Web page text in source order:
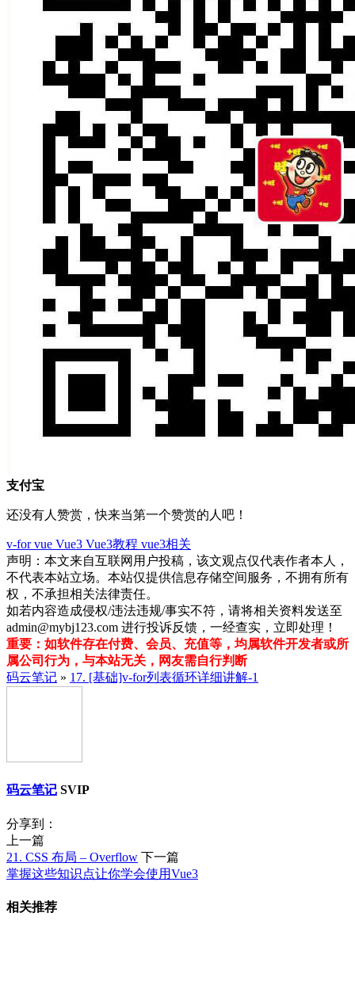
支付宝
还没有人赞赏，快来当第一个赞赏的人吧！
v-for vue Vue3 Vue3教程 vue3相关
声明：本文来自互联网用户投稿，该文观点仅代表作者本人，
不代表本站立场。本站仅提供信息存储空间服务，不拥有所有
权，不承担相关法律责任。
如若内容造成侵权/违法违规/事实不符，请将相关资料发送至
admin@mybj123.com 进行投诉反馈，一经查实，立即处理！
重要：如软件存在付费、会员、充值等，均属软件开发者或所
属公司行为，与本站无关，网友需自行判断
码云笔记 » 17. [基础]v-for列表循环详细讲解-1
码云笔记 SVIP
分享到：
上一篇
21. CSS 布局 – Overflow 下一篇
掌握这些知识点让你学会使用Vue3
相关推荐